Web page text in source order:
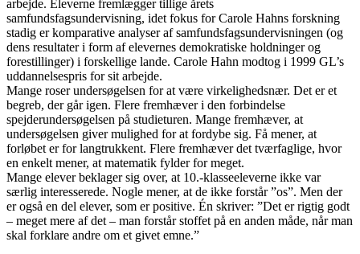
arbejde. Eleverne fremlægger tillige årets
samfundsfagsundervisning, idet fokus for Carole Hahns forskning
stadig er komparative analyser af samfundsfagsundervisningen (og
dens resultater i form af elevernes demokratiske holdninger og
forestillinger) i forskellige lande. Carole Hahn modtog i 1999 GL’s
uddannelsespris for sit arbejde.
Mange roser undersøgelsen for at være virkelighedsnær. Det er et
begreb, der går igen. Flere fremhæver i den forbindelse
spejderundersøgelsen på studieturen. Mange fremhæver, at
undersøgelsen giver mulighed for at fordybe sig. Få mener, at
forløbet er for langtrukkent. Flere fremhæver det tværfaglige, hvor
en enkelt mener, at matematik fylder for meget.
Mange elever beklager sig over, at 10.-klasseeleverne ikke var
særlig interesserede. Nogle mener, at de ikke forstår ”os”. Men der
er også en del elever, som er positive. Én skriver: ”Det er rigtig godt
– meget mere af det – man forstår stoffet på en anden måde, når man
skal forklare andre om et givet emne.”